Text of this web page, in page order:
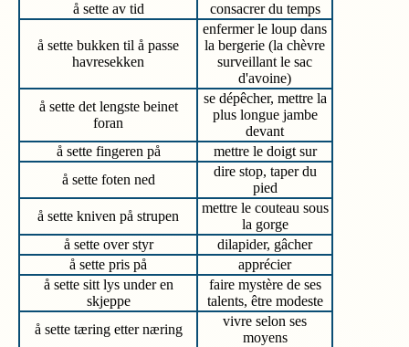
å sette av tid
consacrer du temps
å sette bukken til å passe
havresekken
enfermer le loup dans
la bergerie (la chèvre
surveillant le sac
d'avoine)
å sette det lengste beinet
foran
se dépêcher, mettre la
plus longue jambe
devant
å sette fingeren på
mettre le doigt sur
å sette foten ned
dire stop, taper du
pied
å sette kniven på strupen
mettre le couteau sous
la gorge
å sette over styr
dilapider, gâcher
å sette pris på
apprécier
å sette sitt lys under en
skjeppe
faire mystère de ses
talents, être modeste
å sette tæring etter næring
vivre selon ses
moyens